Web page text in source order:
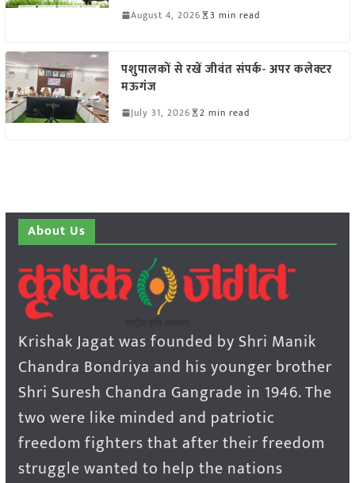
August 4, 2026 3 min read
पशुपालकों से रखें जीवंत संपर्क- अपर कलेक्टर
मऊगंज
July 31, 2026 2 min read
About Us
Krishak Jagat was founded by Shri Manik
Chandra Bondriya and his younger brother
Shri Suresh Chandra Gangrade in 1946. The
two were like minded and patriotic
freedom fighters that after their freedom
struggle wanted to help the nations